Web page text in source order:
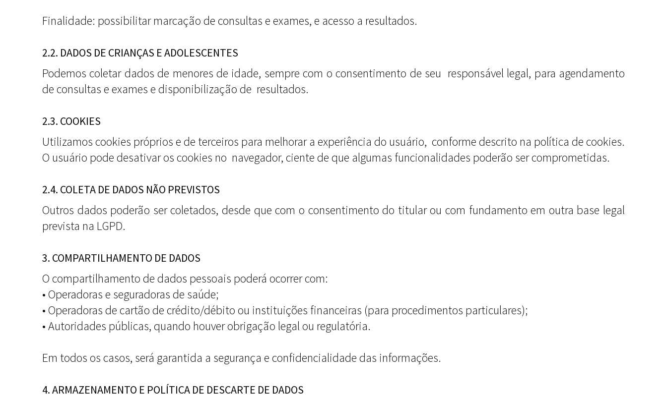
Finalidade: possibilitar marcação de consultas e exames, e acesso a resultados.
2.2. DADOS DE CRIANÇAS E ADOLESCENTES
Podemos coletar dados de menores de idade, sempre com o consentimento de seu responsável legal, para agendamento
de consultas e exames e disponibilização de resultados.
2.3. COOKIES
Utilizamos cookies próprios e de terceiros para melhorar a experiência do usuário, conforme descrito na política de cookies.
O usuário pode desativar os cookies no navegador, ciente de que algumas funcionalidades poderão ser comprometidas.
2.4. COLETA DE DADOS NÃO PREVISTOS
Outros dados poderão ser coletados, desde que com o consentimento do titular ou com fundamento em outra base legal
prevista na LGPD.
3. COMPARTILHAMENTO DE DADOS
O compartilhamento de dados pessoais poderá ocorrer com:
• Operadoras e seguradoras de saúde;
• Operadoras de cartão de crédito/débito ou instituições financeiras (para procedimentos particulares);
• Autoridades públicas, quando houver obrigação legal ou regulatória.
Em todos os casos, será garantida a segurança e confidencialidade das informações.
4. ARMAZENAMENTO E POLÍTICA DE DESCARTE DE DADOS